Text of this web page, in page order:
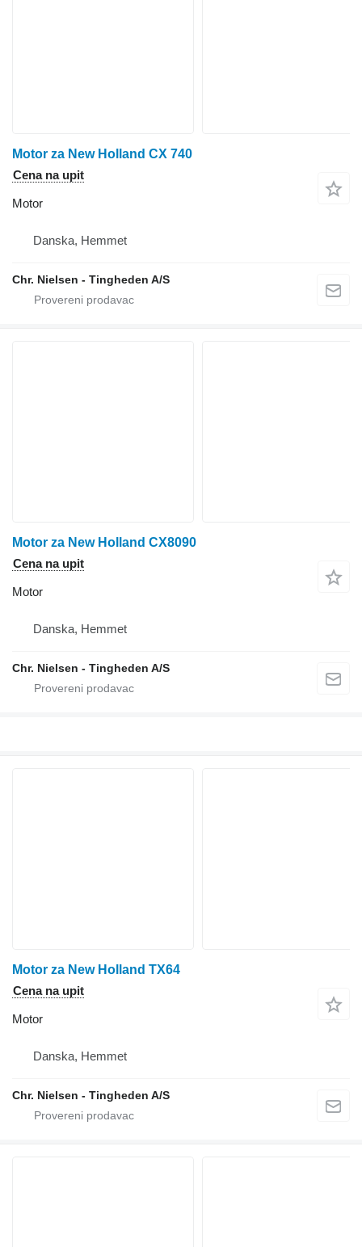
Motor za New Holland CX 740
Cena na upit
Motor
Danska, Hemmet
Chr. Nielsen - Tingheden A/S
Motor za New Holland CX8090
Cena na upit
Motor
Danska, Hemmet
Chr. Nielsen - Tingheden A/S
Motor za New Holland TX64
Cena na upit
Motor
Danska, Hemmet
Chr. Nielsen - Tingheden A/S